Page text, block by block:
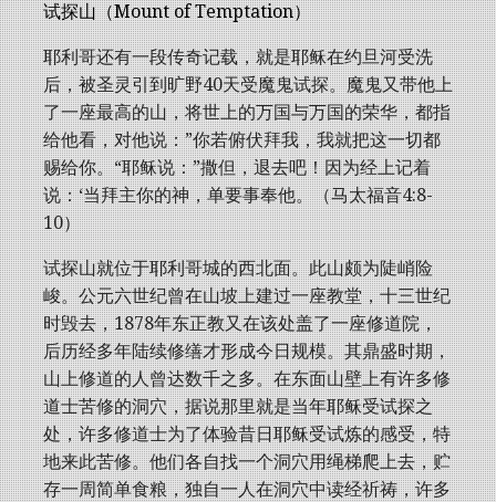
试探山（Mount of Temptation）
耶利哥还有一段传奇记载，就是耶稣在约旦河受洗
后，被圣灵引到旷野40天受魔鬼试探。魔鬼又带他上
了一座最高的山，将世上的万国与万国的荣华，都指
给他看，对他说：”你若俯伏拜我，我就把这一切都
赐给你。“耶稣说：”撒但，退去吧！因为经上记着
说：‘当拜主你的神，单要事奉他。（马太福音4:8-
10）
试探山就位于耶利哥城的西北面。此山颇为陡峭险
峻。公元六世纪曾在山坡上建过一座教堂，十三世纪
时毁去，1878年东正教又在该处盖了一座修道院，
后历经多年陆续修缮才形成今日规模。其鼎盛时期，
山上修道的人曾达数千之多。在东面山壁上有许多修
道士苦修的洞穴，据说那里就是当年耶稣受试探之
处，许多修道士为了体验昔日耶稣受试炼的感受，特
地来此苦修。他们各自找一个洞穴用绳梯爬上去，贮
存一周简单食粮，独自一人在洞穴中读经祈祷，许多